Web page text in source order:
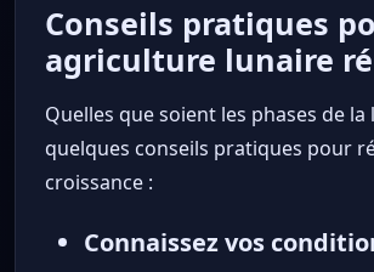
Conseils pratiques
agriculture lunaire
Quelles que soient les phases de la
quelques conseils pratiques pour
croissance :
Connaissez vos